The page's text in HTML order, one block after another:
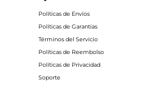
Políticas de Envíos
Políticas de Garantías
Términos del Servicio
Políticas de Reembolso
Políticas de Privacidad
Soporte